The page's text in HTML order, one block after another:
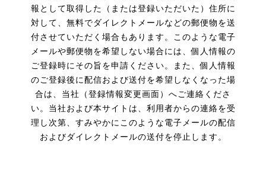
報として取得した（または登録いただいた）住所に
対して、無料でダイレクトメールなどの郵便物を送
付させていただく場合もあります。このような電子
メールや郵便物を希望しない場合には、個人情報の
ご登録時にその旨を申請ください。また、個人情報
のご登録後に配信および送付を希望しなくなった場
合は、当社（登録情報変更画面）へご連絡くださ
い。当社および本サイトは、利用者からの連絡を受
理し次第、すみやかにこのような電子メールの配信
およびダイレクトメールの送付を停止します。